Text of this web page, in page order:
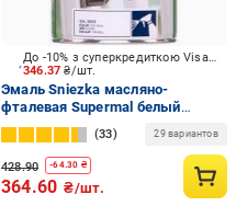
346.37₴/шт.
До -10% з суперкредиткою Visa Вигода
Эмаль Sniezka масляно-
фталевая Supermal белый
глянец 0,8 л
33 29 вариантов
428.90 -64.30 ₴
364.60 ₴/шт.